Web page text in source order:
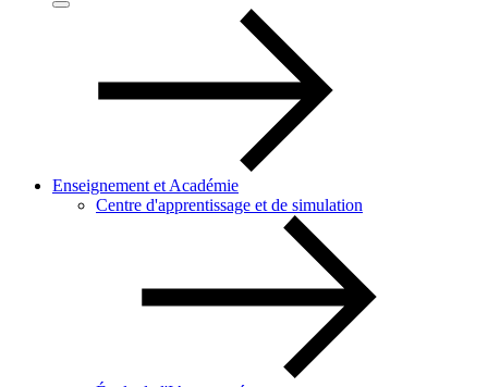
Enseignement et Académie
Centre d'apprentissage et de simulation